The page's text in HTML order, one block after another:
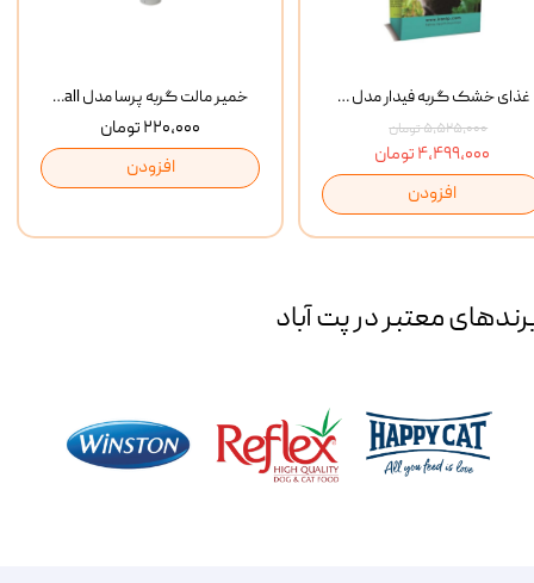
خمیر مالت گربه پرسا مدل Anti Hairball وزن 110 گرم
۲۲۰,۰۰۰ تومان
افزودن
غذای خشک گربه فیدار مدل Adult وزن 10 کیلوگرم
۵,۵۲۵,۰۰۰ تومان
۴,۴۹۹,۰۰۰ تومان
افزودن
معتبر در پت آباد